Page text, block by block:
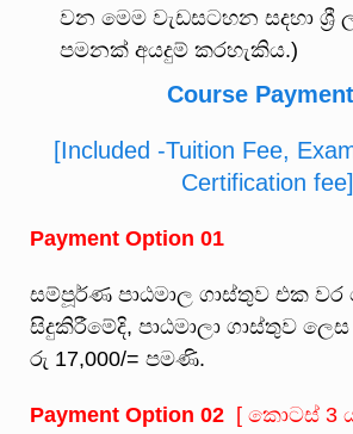
වන මෙම වැඩසටහන සදහා ශ්‍රී
පමනක් අයදුම් කරහැකිය.)
Course
[Included -Tuition Fee,
Certification fee]
Payment Option 01
සම්පූර්ණ පාඨමාල ගාස්තුව එක වර
සිදුකිරීමේදි, පාඨමාලා ගාස්තුව
රු 17,000/= පමණි.
Payment Option 02 [ කොටස් 3